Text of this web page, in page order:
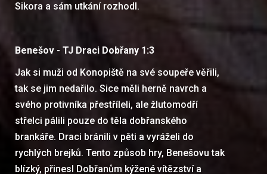
Sikora a sám utkání rozhodl.
Benešov - TJ Draci Dobřany 1:3
Jak si muži od Konopiště na své soupeře věřili,
tak se jim nedařilo. Sice měli herně navrch a
svého protivníka přestříleli, ale žlutomodří
střelci pálili pouze do těla dobřanského
brankáře. Draci bránili v pěti a vyráželi do
rychlých brejků. Tento způsob hry, Benešovu tak
blízký, přinesl Dobřanům kýžené vítězství a